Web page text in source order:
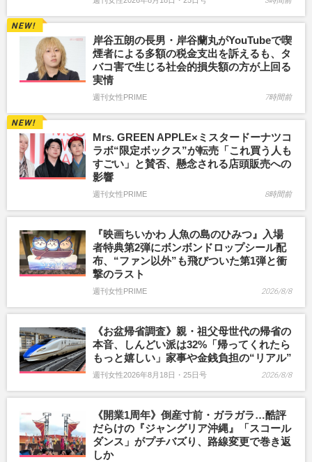
岸谷五朗の長男・岸谷蘭丸がYouTubeで喫
煙者による多額の税金支出を訴えるも、タ
バコ害で生じる社会的損失額の方が上回る
実情
週刊女性PRIME 7時間前
Mrs. GREEN APPLE×ミスタードーナツコ
ラボ“限定ボックス”が転売「これ買う人も
すごい」と賛否、懸念される店頭販売への
影響
週刊女性PRIME 8時間前
『映画ちいかわ 人魚の島のひみつ』入場
者特典第2弾にボンボンドロップシール配
布、“ファン以外”も飛びついた第1弾と衝
撃のラスト
週刊女性PRIME 2026/8/8
《お盆帰省調査》親・祖父母世代の帰省の
本音、しんどい派は32%「帰ってくれたら
もっと嬉しい」家事や金銭負担の“リアル”
週刊女性2026年8月18日・25日号 2026/8/8
《開業1周年》倒産寸前・ガラガラ…酷評
だらけの『ジャングリア沖縄』「スコール
ダンス」がプチバズり、路線変更で巻き返
しか